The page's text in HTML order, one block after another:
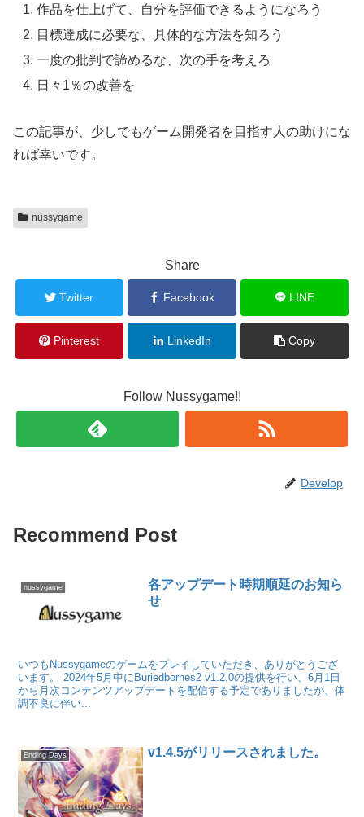
作品を仕上げて、自分を評価できるようになろう
目標達成に必要な、具体的な方法を知ろう
一度の批判で諦めるな、次の手を考えろ
日々1％の改善を
この記事が、少しでもゲーム開発者を目指す人の助けにな
れば幸いです。
nussygame
Share
Twitter Facebook LINE
Pinterest LinkedIn Copy
Follow Nussygame!!
Develop
Recommend Post
nussygame
各アップデート時期順延のお知ら
せ
いつもNussygameのゲームをプレイしていただき、ありがとうござ
います。 2024年5月中にBuriedbornes2 v1.2.0の提供を行い、6月1日
から月次コンテンツアップデートを配信する予定でありましたが、体
調不良に伴い...
Ending Days v1.4.5がリリースされました。